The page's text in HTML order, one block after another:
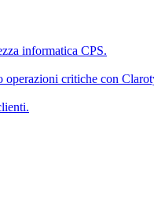
informatica CPS.
critiche con